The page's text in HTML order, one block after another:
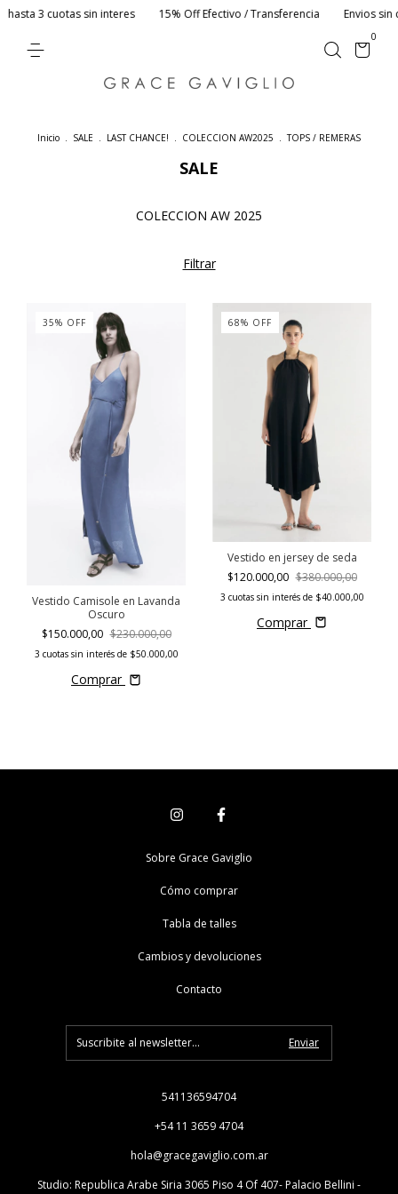
hasta 3 cuotas sin interes 15% Off Efectivo / Transferencia Envios sin
0
Inicio . SALE . LAST CHANCE! . COLECCION AW2025 . TOPS / REMERAS
SALE
COLECCION AW 2025
Filtrar
35% OFF
Vestido Camisole en Lavanda
Oscuro
$150.000,00 $230.000,00
3 cuotas sin interés de $50.000,00
Comprar
68% OFF
Vestido en jersey de seda
$120.000,00 $380.000,00
3 cuotas sin interés de $40.000,00
Comprar
Sobre Grace Gaviglio
Cómo comprar
Tabla de talles
Cambios y devoluciones
Contacto
541136594704
+54 11 3659 4704
hola@gracegaviglio.com.ar
Studio: Republica Arabe Siria 3065 Piso 4 Of 407- Palacio Bellini -